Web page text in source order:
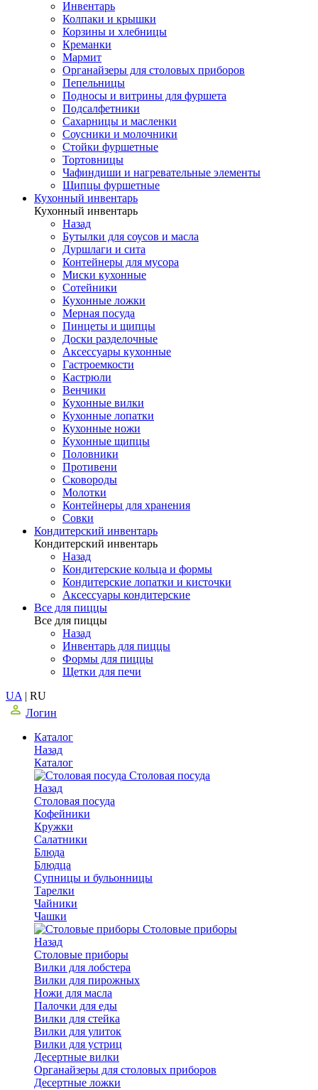
Инвентарь
Колпаки и крышки
Корзины и хлебницы
Креманки
Мармит
Органайзеры для столовых приборов
Пепельницы
Подносы и витрины для фуршета
Подсалфетники
Сахарницы и масленки
Соусники и молочники
Стойки фуршетные
Тортовницы
Чафиндиши и нагревательные элементы
Щипцы фуршетные
Кухонный инвентарь
Кухонный инвентарь
Назад
Бутылки для соусов и масла
Дуршлаги и сита
Контейнеры для мусора
Миски кухонные
Сотейники
Кухонные ложки
Мерная посуда
Пинцеты и щипцы
Доски разделочные
Аксессуары кухонные
Гастроемкости
Кастрюли
Венчики
Кухонные вилки
Кухонные лопатки
Кухонные ножи
Кухонные щипцы
Половники
Противени
Сковороды
Молотки
Контейнеры для хранения
Совки
Кондитерский инвентарь
Кондитерский инвентарь
Назад
Кондитерские кольца и формы
Кондитерские лопатки и кисточки
Аксессуары кондитерские
Все для пиццы
Все для пиццы
Назад
Инвентарь для пиццы
Формы для пиццы
Щетки для печи
UA | RU
Логин
Каталог
Назад
Каталог
Столовая посуда
Назад
Столовая посуда
Кофейники
Кружки
Салатники
Блюда
Блюдца
Супницы и бульонницы
Тарелки
Чайники
Чашки
Cтоловые приборы
Назад
Cтоловые приборы
Вилки для лобстера
Вилки для пирожных
Ножи для масла
Палочки для еды
Вилки для стейка
Вилки для улиток
Вилки для устриц
Десертные вилки
Органайзеры для столовых приборов
Десертные ложки